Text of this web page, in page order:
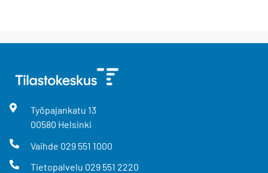
Työpajankatu 13
00580 Helsinki
Vaihde 029 551 1000
Tietopalvelu 029 551 2220